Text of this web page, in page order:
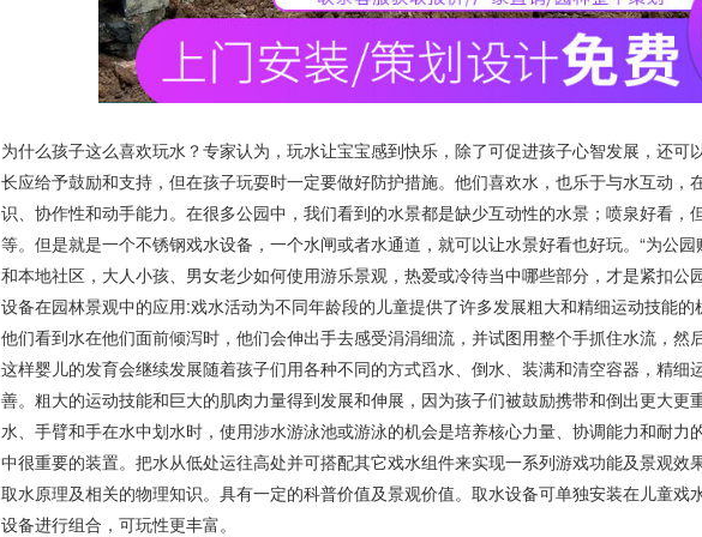
为什么孩子这么喜欢玩水？专家认为，玩水让宝宝感到快乐，除了可促进孩子心智发展，还可
长应给予鼓励和支持，但在孩子玩耍时一定要做好防护措施。他们喜欢水，也乐于与水互动，
识、协作性和动手能力。在很多公园中，我们看到的水景都是缺少互动性的水景；喷泉好看，
等。但是就是一个不锈钢戏水设备，一个水闸或者水通道，就可以让水景好看也好玩。“为公
和本地社区，大人小孩、男女老少如何使用游乐景观，热爱或冷待当中哪些部分，才是紧扣公
设备在园林景观中的应用:戏水活动为不同年龄段的儿童提供了许多发展粗大和精细运动技能
他们看到水在他们面前倾泻时，他们会伸出手去感受涓涓细流，并试图用整个手抓住水流，然
这样婴儿的发育会继续发展随着孩子们用各种不同的方式舀水、倒水、装满和清空容器，精细
善。粗大的运动技能和巨大的肌肉力量得到发展和伸展，因为孩子们被鼓励携带和倒出更大更
水、手臂和手在水中划水时，使用涉水游泳池或游泳的机会是培养核心力量、协调能力和耐力
中很重要的装置。把水从低处运往高处并可搭配其它戏水组件来实现一系列游戏功能及景观效
取水原理及相关的物理知识。具有一定的科普价值及景观价值。取水设备可单独安装在儿童戏
设备进行组合，可玩性更丰富。